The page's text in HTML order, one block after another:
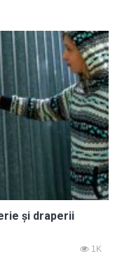
și draperii
1K